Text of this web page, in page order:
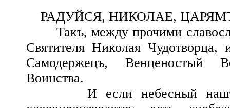
РАДУЙСЯ, НИКОЛАЕ,
Такъ, между прочими
Святителя Николая
Самодержецъ, Венценостый
Воинства.
И если небесный нашъ